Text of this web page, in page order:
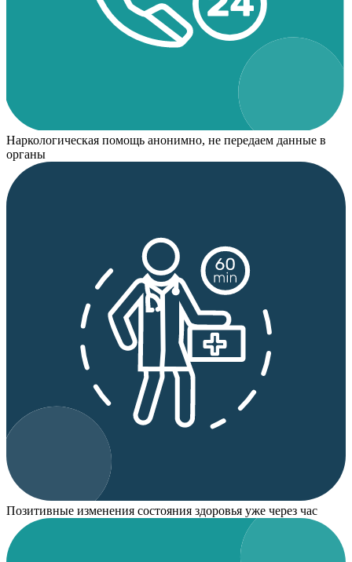
Наркологическая помощь анонимно, не передаем данные в
органы
Позитивные изменения состояния здоровья уже через час